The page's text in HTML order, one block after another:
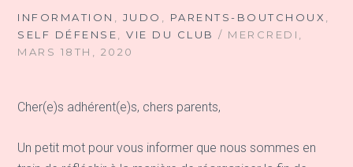
INFORMATION JUDO PARENTS-BOUTCHOUX
SELF DÉFENSE
,VIE DU CLUB / MERCREDI,
MARS 18TH, 2020
Cher(e)s adhérent(e)s, chers parents,
Un petit mot pour vous informer que nous sommes en